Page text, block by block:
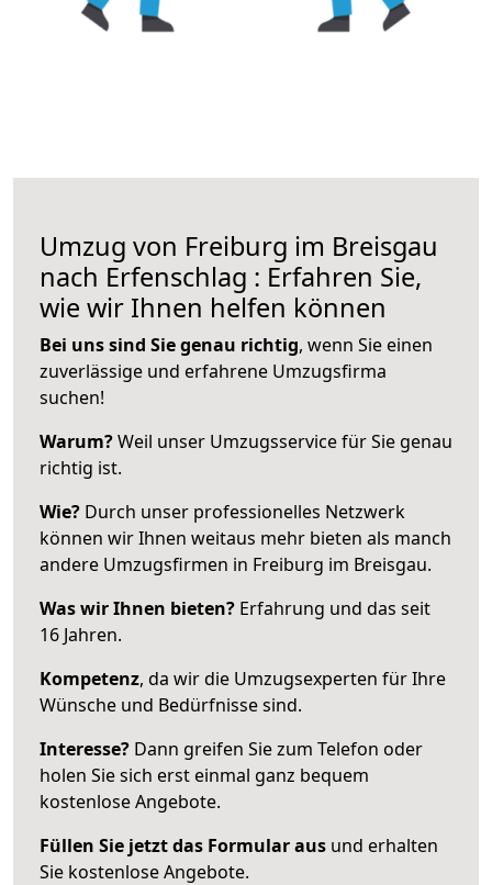
Umzug von Freiburg im Breisgau
nach Erfenschlag : Erfahren Sie,
wie wir Ihnen helfen können
Bei uns sind Sie genau richtig, wenn Sie einen
zuverlässige und erfahrene Umzugsfirma
suchen!
Warum?Weil unser Umzugsservice für Sie genau
richtig ist.
Wie? Durch unser professionelles Netzwerk
können wir Ihnen weitaus mehr bieten als manch
andere Umzugsfirmen in Freiburg im Breisgau.
Was wir Ihnen bieten? Erfahrung und das seit
16 Jahren.
Kompetenz, da wir die Umzugsexperten für Ihre
Wünsche und Bedürfnisse sind.
Interesse? Dann greifen Sie zum Telefon oder
holen Sie sich erst einmal ganz bequem
kostenlose Angebote.
Füllen Sie jetzt das Formular aus und erhalten
Sie kostenlose Angebote.